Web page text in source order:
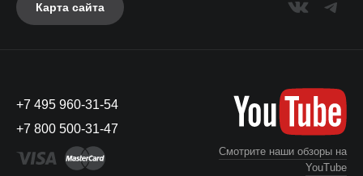
Карта сайта
+7 495 960-31-54
+7 800 500-31-47
Смотрите наши обзоры на
YouTube